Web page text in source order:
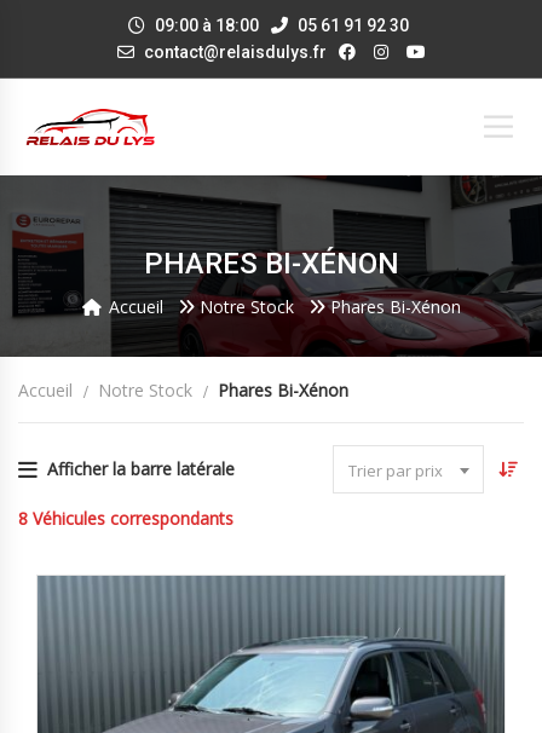
09:00 à 18:00
05 61 91 92 30
contact@relaisdulys.fr
PHARES BI-XÉNON
Accueil Notre Stock Phares Bi-Xénon
Accueil Notre Stock Phares Bi-Xénon
Afficher la barre latérale Trier par prix
8 Véhicules correspondants